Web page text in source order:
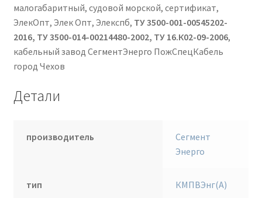
малогабаритный, судовой морской, сертификат,
ЭлекОпт, Элек Опт, Элекспб, ТУ 3500-001-00545202-
2016, ТУ 3500-014-00214480-2002, ТУ 16.К02-09-2006,
кабельный завод СегментЭнерго ПожСпецКабель
город Чехов
Детали
производитель
Сегмент
Энерго
тип КМПВЭнг(А)